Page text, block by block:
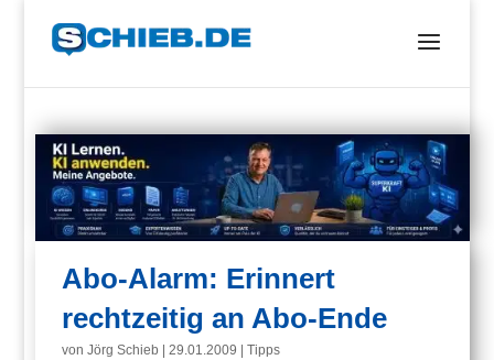
Abo-Alarm: Erinnert
rechtzeitig an Abo-Ende
vonJörg Schieb |29.01.2009 |Tipps